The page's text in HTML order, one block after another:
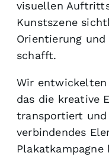
visuellen
Kunstszene
Orientierung
schafft.
Wir entwickelten
das die kreative
transportiert
verbindendes